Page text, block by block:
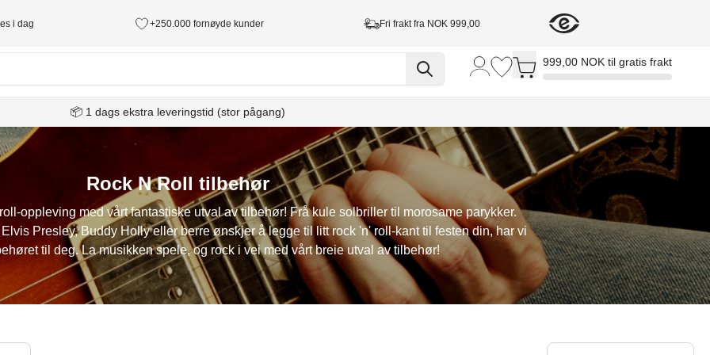
i dag +250.000 fornøyde kunder Fri frakt fra NOK 999,00
Toggle minicart, Cart is empty
999,00 NOK til gratis frakt
📦 1 dags ekstra leveringstid (stor pågang)
Rock N Roll tilbehør
oppleving med vårt fantastiske utval av tilbehør! Frå kule solbriller til morosame parykker.
Presley, Buddy Holly eller berre ønskjer å legge til litt rock 'n' roll-kant til festen din, har vi
til deg. La musikken spele, og rock i vei med vårt breie utval av tilbehør!